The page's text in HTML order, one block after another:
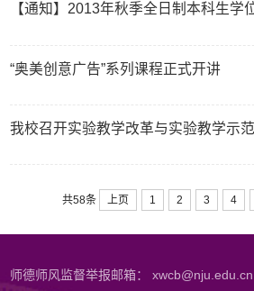
“奥美创意广告”系列课程正式开讲
共58条 上页 1 2 3 4
师德师风监督举报邮箱： xwcb@nju.edu.cn